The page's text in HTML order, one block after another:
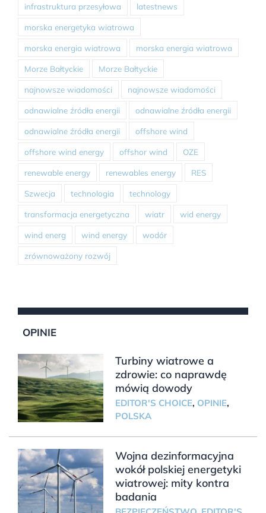
infrastruktura przesyłowa latestnews
morska energetyka wiatrowa
morska energia wiatrowa morska energia wiatrowa
Morze Bałtyckie Morze Bałtyckie
najnowsze wiadomości najnowsze wiadomości
odnawialne źródła energii odnawialne źródła energii
odnawialne źródła energii offshore wind
offshore wind energy offshor wind OZE
renewable energy renewables energy RES
Szwecja technologia technology
transformacja energetyczna wiatr wid energy
wind energ wind energy wodór
zrównoważony rozwój
OPINIE
Turbiny wiatrowe a
zdrowie: co naprawdę
mówią dowody
EDITOR'S CHOICE, OPINIE,
POLSKA
Wojna dezinformacyjna
wokół polskiej energetyki
wiatrowej: mity kontra
badania